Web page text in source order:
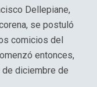
Dellepiane,
se postuló
comicios del
entonces,
de diciembre de